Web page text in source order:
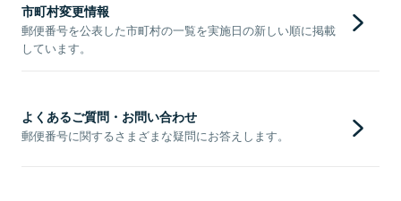
市町村変更情報
郵便番号を公表した市町村の一覧を実施日の新しい順に掲載
しています。
よくあるご質問・お問い合わせ
郵便番号に関するさまざまな疑問にお答えします。